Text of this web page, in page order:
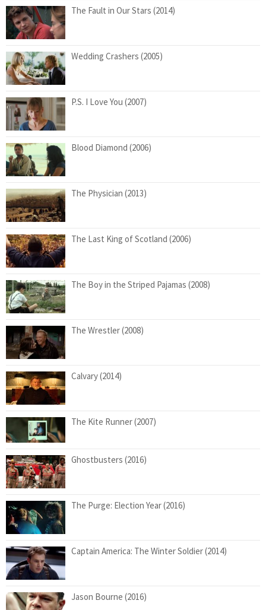
The Fault in Our Stars (2014)
Wedding Crashers (2005)
P.S. I Love You (2007)
Blood Diamond (2006)
The Physician (2013)
The Last King of Scotland (2006)
The Boy in the Striped Pajamas (2008)
The Wrestler (2008)
Calvary (2014)
The Kite Runner (2007)
Ghostbusters (2016)
The Purge: Election Year (2016)
Captain America: The Winter Soldier (2014)
Jason Bourne (2016)